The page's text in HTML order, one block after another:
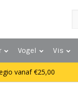
Vogel Vis
vanaf €25,00